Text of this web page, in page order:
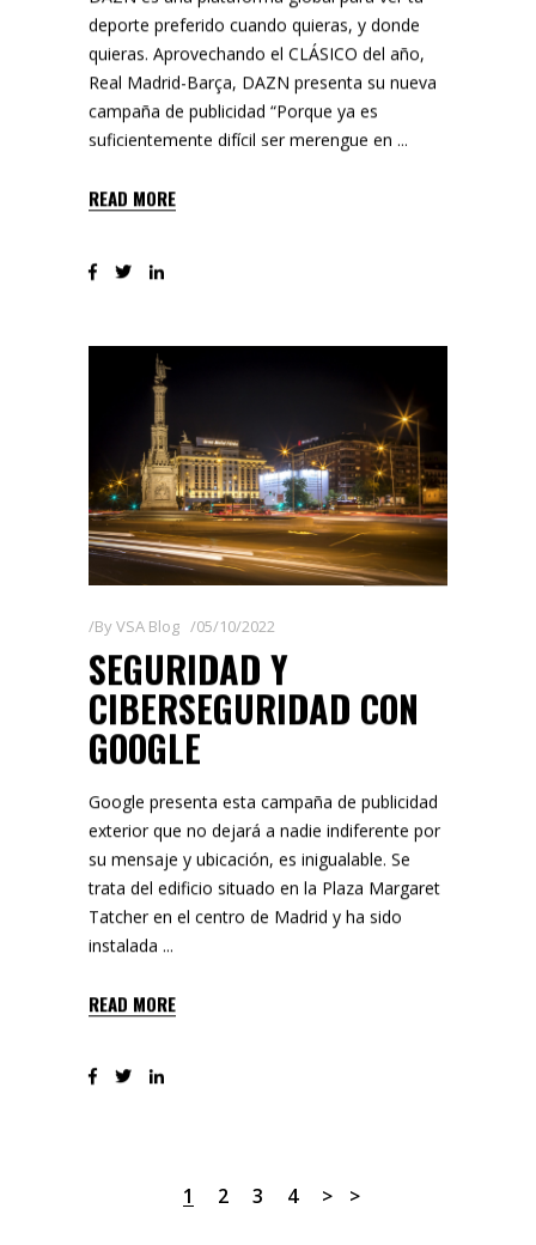
deporte preferido cuando quieras, y donde
quieras. Aprovechando el CLÁSICO del año,
Real Madrid-Barça, DAZN presenta su nueva
campaña de publicidad “Porque ya es
suficientemente difícil ser merengue en
READ MORE
ByVSA Blog 05/10/2022
SEGURIDAD Y
CIBERSEGURIDAD CON
GOOGLE
Google presenta esta campaña de publicidad
exterior que no dejará a nadie indiferente por
su mensaje y ubicación, es inigualable. Se
trata del edificio situado en la Plaza Margaret
Tatcher en el centro de Madrid y ha sido
instalada
READ MORE
1 2 3 4